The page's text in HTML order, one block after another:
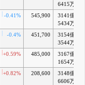
6415万
-0.41% 545,900
3141億
5434万
-0.4% 451,700
3154億
3544万
+0.59% 485,000
3167億
1654万
+0.82% 208,600
3148億
6606万